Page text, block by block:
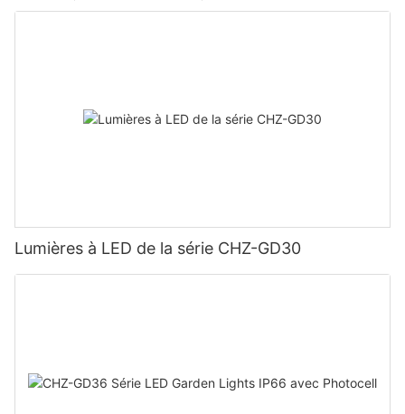
Lumières à LED de la série CHZ-GD30